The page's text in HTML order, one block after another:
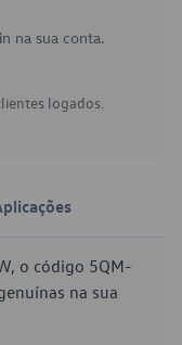
na sua conta.
logados.
o código 5QM-
na sua